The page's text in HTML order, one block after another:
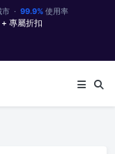
· 99.9%使用率
+ 專屬折扣